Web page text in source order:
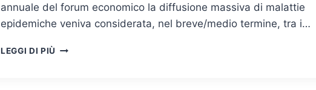
annuale del forum economico la diffusione massiva di malattie
epidemiche veniva considerata, nel breve/medio termine, tra i…
LEGGI DI PIÙ COME